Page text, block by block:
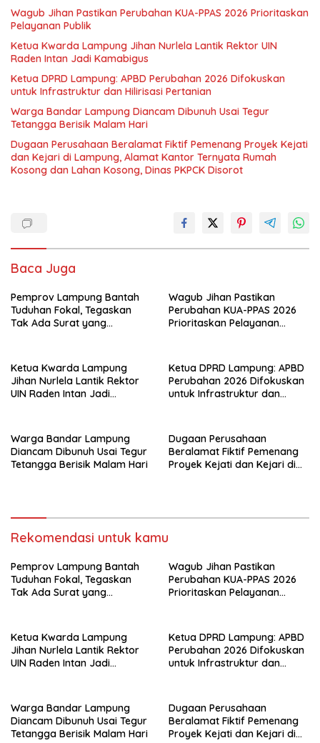
Wagub Jihan Pastikan Perubahan KUA-PPAS 2026 Prioritaskan
Pelayanan Publik
Ketua Kwarda Lampung Jihan Nurlela Lantik Rektor UIN
Raden Intan Jadi Kamabigus
Ketua DPRD Lampung: APBD Perubahan 2026 Difokuskan
untuk Infrastruktur dan Hilirisasi Pertanian
Warga Bandar Lampung Diancam Dibunuh Usai Tegur
Tetangga Berisik Malam Hari
Dugaan Perusahaan Beralamat Fiktif Pemenang Proyek Kejati
dan Kejari di Lampung, Alamat Kantor Ternyata Rumah
Kosong dan Lahan Kosong, Dinas PKPCK Disorot
Baca Juga
Pemprov Lampung Bantah
Tuduhan Fokal, Tegaskan
Tak Ada Surat yang
Wagub Jihan Pastikan
Perubahan KUA-PPAS 2026
Prioritaskan Pelayanan
Ketua Kwarda Lampung
Jihan Nurlela Lantik Rektor
UIN Raden Intan Jadi
Ketua DPRD Lampung: APBD
Perubahan 2026 Difokuskan
untuk Infrastruktur dan
Warga Bandar Lampung
Diancam Dibunuh Usai Tegur
Tetangga Berisik Malam Hari
Dugaan Perusahaan
Beralamat Fiktif Pemenang
Proyek Kejati dan Kejari di
Disorot
Rekomendasi untuk kamu
Pemprov Lampung Bantah
Tuduhan Fokal, Tegaskan
Tak Ada Surat yang
Wagub Jihan Pastikan
Perubahan KUA-PPAS 2026
Prioritaskan Pelayanan
Ketua Kwarda Lampung
Jihan Nurlela Lantik Rektor
UIN Raden Intan Jadi
Ketua DPRD Lampung: APBD
Perubahan 2026 Difokuskan
untuk Infrastruktur dan
Warga Bandar Lampung
Diancam Dibunuh Usai Tegur
Tetangga Berisik Malam Hari
Dugaan Perusahaan
Beralamat Fiktif Pemenang
Proyek Kejati dan Kejari di